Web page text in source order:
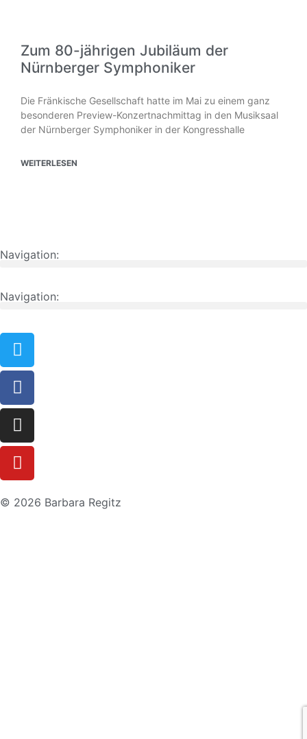
Zum 80-jährigen Jubiläum der
Nürnberger Symphoniker
Die Fränkische Gesellschaft hatte im Mai zu einem ganz
besonderen Preview-Konzertnachmittag in den Musiksaal
der Nürnberger Symphoniker in der Kongresshalle
WEITERLESEN
Navigation:
Navigation:
© 2026 Barbara Regitz